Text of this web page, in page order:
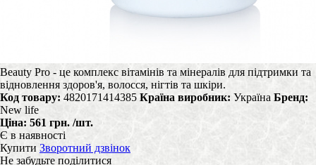
Beauty Pro - це комплекс вітамінів та мінералів для підтримки та
відновлення здоров'я, волосся, нігтів та шкіри.
Код товару: 4820171414385 Країна виробник: Україна Бренд:
New life
Ціна: 561 грн. /шт.
Є в наявності
Купити Зворотний дзвінок
Не забудьте поділитися